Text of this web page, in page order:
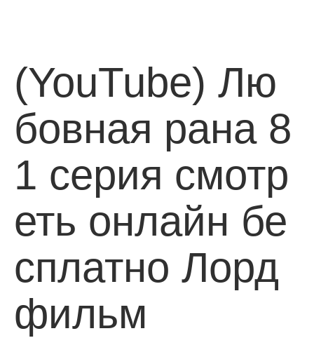
(YouTube) Лю
бовная рана 8
1 серия смотр
еть онлайн бе
сплатно Лорд
фильм